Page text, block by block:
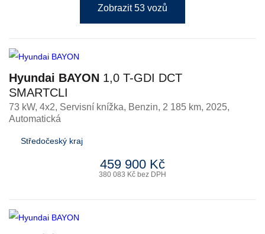
Zobrazit 53 vozů
Hyundai BAYON 1,0 T-GDI DCT
SMARTCLI
73 kW, 4x2, Servisní knížka, Benzin, 2 185 km, 2025,
Automatická
Středočeský kraj
459 900 Kč
380 083 Kč bez DPH